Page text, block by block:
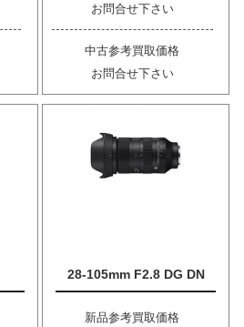
お問合せ下さい
中古参考買取価格
お問合せ下さい
28-105mm F2.8 DG DN
新品参考買取価格